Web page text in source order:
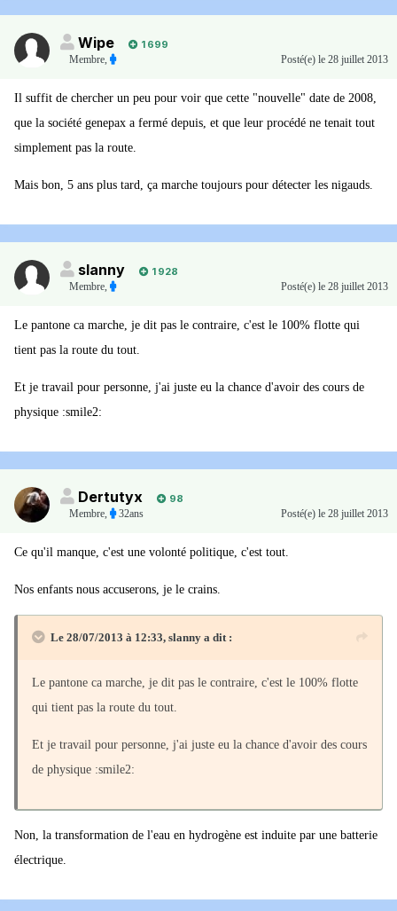
Wipe
1 699
Membre
Posté(e) le 28 juillet 2013
Il suffit de chercher un peu pour voir que cette "nouvelle" date de 2008,
que la société genepax a fermé depuis, et que leur procédé ne tenait tout
simplement pas la route.
Mais bon, 5 ans plus tard, ça marche toujours pour détecter les nigauds.
slanny
1 928
Membre
Posté(e) le 28 juillet 2013
Le pantone ca marche, je dit pas le contraire, c'est le 100% flotte qui
tient pas la route du tout.
Et je travail pour personne, j'ai juste eu la chance d'avoir des cours de
physique :smile2:
Dertutyx
98
Membre
32ans Posté(e) le 28 juillet 2013
Ce qu'il manque, c'est une volonté politique, c'est tout.
Nos enfants nous accuserons, je le crains.
Le 28/07/2013 à 12:33, slanny a dit :
Le pantone ca marche, je dit pas le contraire, c'est le 100% flotte
qui tient pas la route du tout.
Et je travail pour personne, j'ai juste eu la chance d'avoir des cours
de physique :smile2:
Non, la transformation de l'eau en hydrogène est induite par une batterie
électrique.